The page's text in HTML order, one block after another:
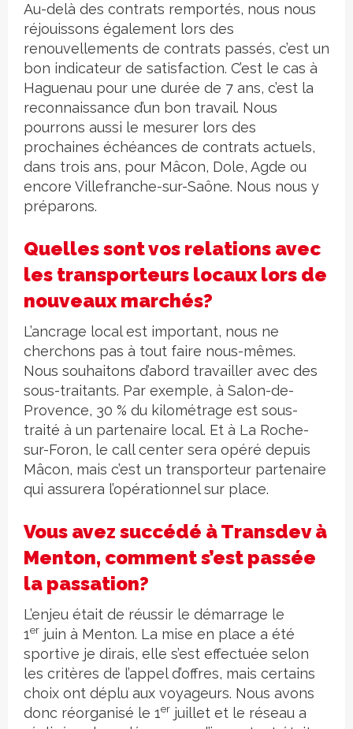
Au-delà des contrats remportés, nous nous
réjouissons également lors des
renouvellements de contrats passés, c’est un
bon indicateur de satisfaction. C’est le cas à
Haguenau pour une durée de 7 ans, c’est la
reconnaissance d’un bon travail. Nous
pourrons aussi le mesurer lors des
prochaines échéances de contrats actuels,
dans trois ans, pour Mâcon, Dole, Agde ou
encore Villefranche-sur-Saône. Nous nous y
préparons.
Quelles sont vos relations avec
les transporteurs locaux lors de
nouveaux marchés?
L’ancrage local est important, nous ne
cherchons pas à tout faire nous-mêmes.
Nous souhaitons d’abord travailler avec des
sous-traitants. Par exemple, à Salon-de-
Provence, 30 % du kilométrage est sous-
traité à un partenaire local. Et à La Roche-
sur-Foron, le call center sera opéré depuis
Mâcon, mais c’est un transporteur partenaire
qui assurera l’opérationnel sur place.
Vous avez succédé à Transdev à
Menton, comment s’est passée
la passation?
L’enjeu était de réussir le démarrage le
1er juin à Menton. La mise en place a été
sportive je dirais, elle s’est effectuée selon
les critères de l’appel d’offres, mais certains
choix ont déplu aux voyageurs. Nous avons
donc réorganisé le 1er juillet et le réseau a